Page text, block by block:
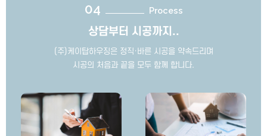
04 Process
상담부터 시공까지..
(주)케이탑하우징은 정직·바른 시공을 약속드리며
시공의 처음과 끝을 모두 함께 합니다.